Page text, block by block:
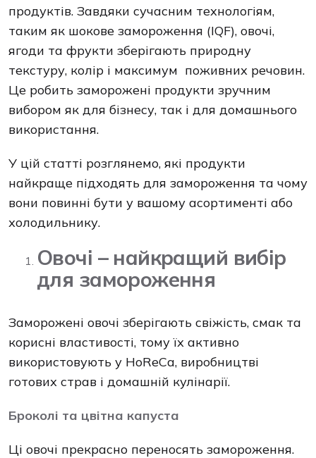
продуктів. Завдяки сучасним технологіям,
таким як шокове замороження (IQF), овочі,
ягоди та фрукти зберігають природну
текстуру, колір і максимум поживних речовин.
Це робить заморожені продукти зручним
вибором як для бізнесу, так і для домашнього
використання.
У цій статті розглянемо, які продукти
найкраще підходять для замороження та чому
вони повинні бути у вашому асортименті або
холодильнику.
Овочі – найкращий вибір
для замороження
Заморожені овочі зберігають свіжість, смак та
корисні властивості, тому їх активно
використовують у HoReCa, виробництві
готових страв і домашній кулінарії.
Броколі та цвітна капуста
Ці овочі прекрасно переносять замороження.